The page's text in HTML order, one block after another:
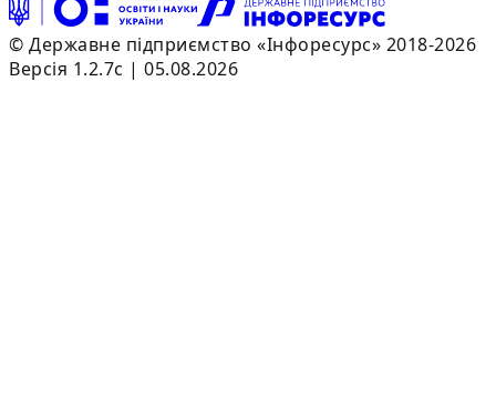
© Державне підприємство «Інфоресурс» 2018-2026
Версія 1.2.7c | 05.08.2026